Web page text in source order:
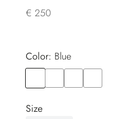
€ 250
Color:
blue
Size